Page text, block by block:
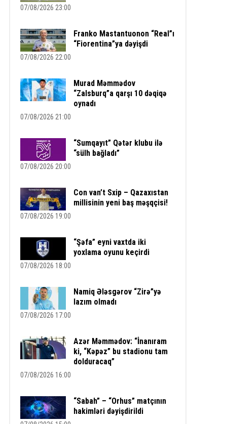
07/08/2026 23:00
Franko Mastantuonon “Real”ı
“Fiorentina”ya dəyişdi
07/08/2026 22:00
Murad Məmmədov
“Zalsburq”a qarşı 10 dəqiqə
oynadı
07/08/2026 21:00
“Sumqayıt” Qətər klubu ilə
“sülh bağladı”
07/08/2026 20:00
Con van’t Sxip – Qazaxıstan
millisinin yeni baş məşqçisi!
07/08/2026 19:00
“Şəfa” eyni vaxtda iki
yoxlama oyunu keçirdi
07/08/2026 18:00
Namiq Ələsgərov “Zirə”yə
lazım olmadı
07/08/2026 17:00
Azər Məmmədov: “İnanıram
ki, “Kəpəz” bu stadionu tam
dolduracaq”
07/08/2026 16:00
“Sabah” – “Orhus” matçının
hakimləri dəyişdirildi